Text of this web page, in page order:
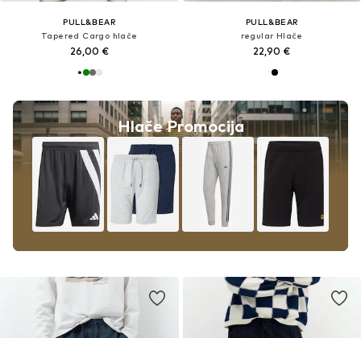
PULL&BEAR
Tapered Cargo hlače
26,00 €
Hlače Promocija
PULL&BEAR
regular Hlače
22,90 €